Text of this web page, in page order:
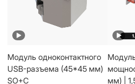
Модуль одноконтактного
USB-разъема (45*45 мм)
SO+C
мм) |